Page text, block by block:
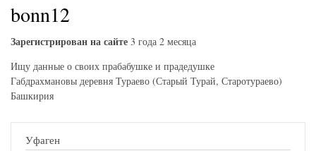
bonn12
Зарегистрирован на сайте 3 года 2 месяца
Ищу данные о своих прабабушке и прадедушке
Габдрахмановы деревня Тураево (Старый Турай, Старотураево)
Башкирия
Уфаген